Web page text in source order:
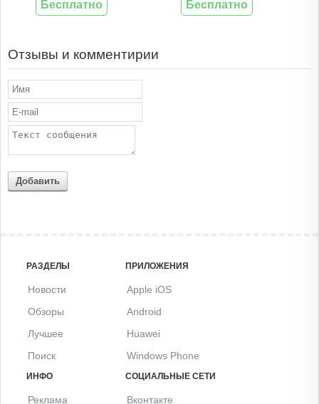
Бесплатно Бесплатно
Отзывы и комментирии
Добавить
РАЗДЕЛЫ
Новости
Обзоры
Лучшее
Поиск
ПРИЛОЖЕНИЯ
Apple iOS
Android
Huawei
Windows Phone
ИНФО
Реклама
СОЦИАЛЬНЫЕ СЕТИ
Вконтакте